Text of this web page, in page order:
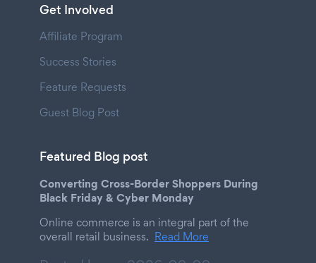
Get Involved
Affiliate Program
Success Stories
Feature Requests
Guest Blog Post
Featured Blog post
Converting Cross-Border Shoppers During
Black Friday & Cyber Monday
Online commerce is an integral part of the
overall retail business. Read More